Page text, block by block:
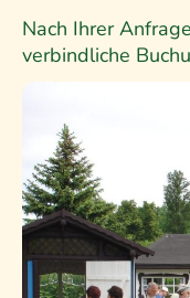
Nach Ihrer
verbindliche